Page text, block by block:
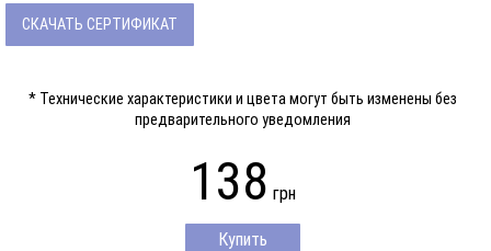
СКАЧАТЬ СЕРТИФИКАТ
* Технические характеристики и цвета могут быть изменены без
предварительного уведомления
138 грн
Купить